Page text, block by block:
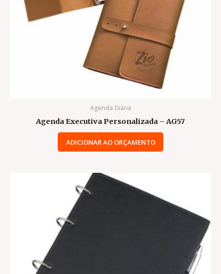
Agenda Diária
Agenda Executiva Personalizada – AG57
ADICIONAR AO ORÇAMENTO